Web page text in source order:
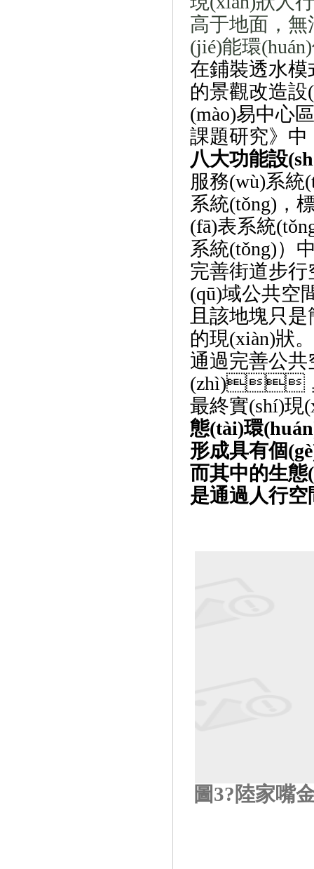
高于地面，
(jié)能環(huán)
在鋪裝透水模
的景觀改造設
(mào)易中心
課題研究》中
八大功能設
服務(wù)系統
系統(tǒng)，
(fā)表系統
系統(tǒng)）
完善街道步行
(qū)域公共空間
且該地塊只是
的現(xiàn)狀。
通過完善公共
(zhì)
最終實(shí)現
態(tài)環
形成具有個
而其中的生態
是通過人行
圖3?陸家嘴